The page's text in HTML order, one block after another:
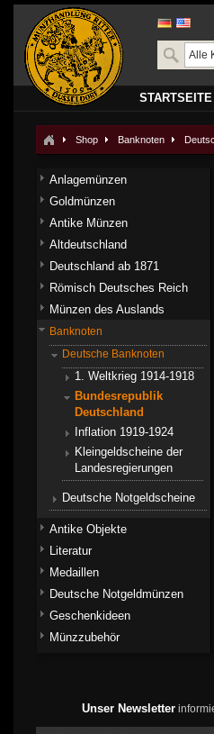
STARTSEITE
Shop Banknoten
Anlagemünzen
Goldmünzen
Antike Münzen
Altdeutschland
Deutschland ab 1871
Römisch Deutsches Reich
Münzen des Auslands
Banknoten
Deutsche Banknoten
1. Weltkrieg 1914-1918
Bundesrepublik
Deutschland
Inflation 1919-1924
Kleingeldscheine der
Landesregierungen
Deutsche Notgeldscheine
Antike Objekte
Literatur
Medaillen
Deutsche Notgeldmünzen
Geschenkideen
Münzzubehör
Unser Newsletter